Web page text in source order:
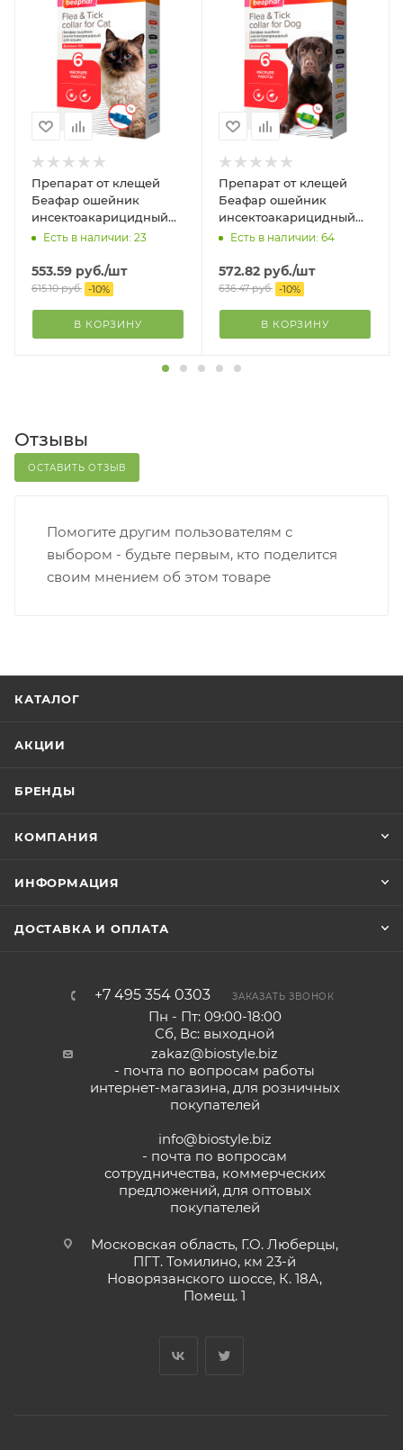
Препарат от клещей
Беафар ошейник
инсектоакарицидный
для кошек Flea & Tick,
Есть в наличии: 23
553.59 руб./шт
615.10руб. -10%
В КОРЗИНУ
Препарат от клещей
Беафар ошейник
инсектоакарицидный
для собак "Flea & Tick
Есть в наличии: 64
572.82 руб./шт
636.47руб. -10%
В КОРЗИНУ
Отзывы
ОСТАВИТЬ ОТЗЫВ
Помогите другим пользователям с
выбором - будьте первым, кто поделится
своим мнением об этом товаре
КАТАЛОГ
АКЦИИ
БРЕНДЫ
КОМПАНИЯ
ИНФОРМАЦИЯ
ДОСТАВКА И ОПЛАТА
+7 495 354 0303 ЗАКАЗАТЬ ЗВОНОК
Пн - Пт: 09:00-18:00
Сб, Вс: выходной
zakaz@biostyle.biz
- почта по вопросам работы
интернет-магазина, для розничных
покупателей
info@biostyle.biz
- почта по вопросам
сотрудничества, коммерческих
предложений, для оптовых
покупателей
Московская область, Г.О. Люберцы,
ПГТ. Томилино, км 23-й
Новорязанского шоссе, К. 18А,
Помещ. 1